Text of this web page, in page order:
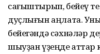
сағыштырып, бе­йеү
дуҫлығын аңлата.
бейегәндә сәхнәләр
шыуҙан үҙеңде аттар